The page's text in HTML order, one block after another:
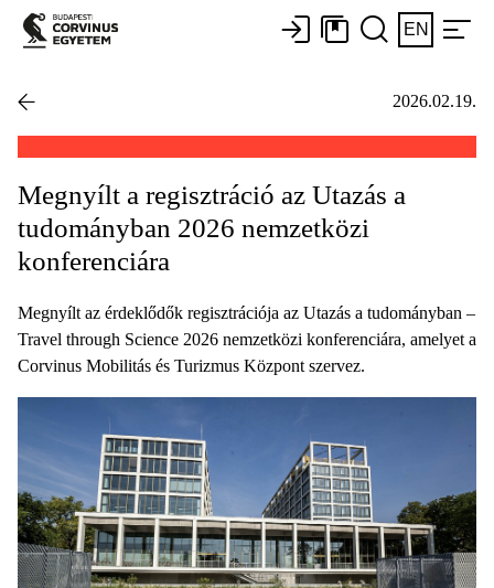
EN
2026.02.19.
Megnyílt a regisztráció az Utazás a
tudományban 2026 nemzetközi
konferenciára
Megnyílt az érdeklődők regisztrációja az Utazás a tudományban –
Travel through Science 2026 nemzetközi konferenciára, amelyet a
Corvinus Mobilitás és Turizmus Központ szervez.